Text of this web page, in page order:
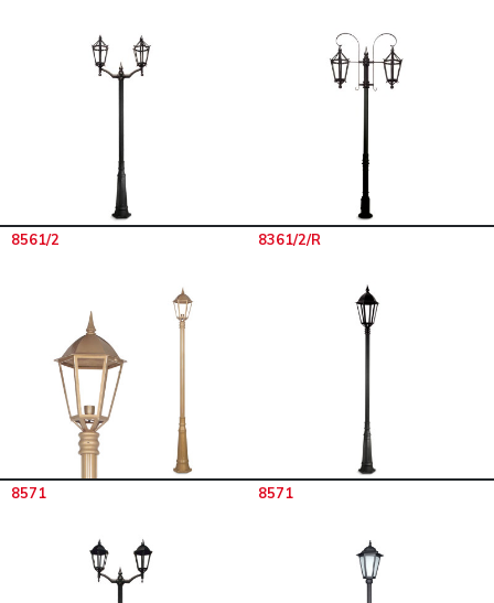
8561/2 8361/2/R
8571 8571